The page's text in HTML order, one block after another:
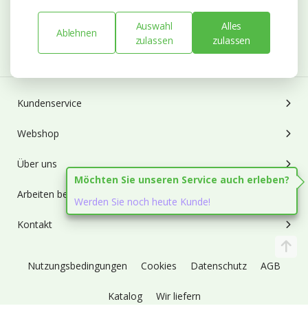
Abonnieren
Kundenservice
Webshop
Über uns
Arbeiten bei Heyl
Kontakt
Nutzungsbedingungen Cookies Datenschutz AGB
Katalog Wir liefern
Ablehnen
Auswahl
zulassen
Alles
zulassen
Möchten Sie unseren Service auch erleben?
Werden Sie noch heute Kunde!